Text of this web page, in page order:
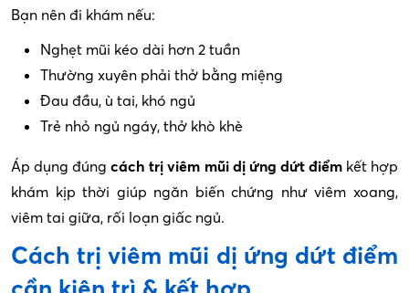
Bạn nên đi khám nếu:
Nghẹt mũi kéo dài hơn 2 tuần
Thường xuyên phải thở bằng miệng
Đau đầu, ù tai, khó ngủ
Trẻ nhỏ ngủ ngáy, thở khò khè
Áp dụng đúngcách trị viêm mũi dị ứng dứt điểmkết hợp
khám kịp thời giúp ngăn biến chứng như viêm xoang,
viêm tai giữa, rối loạn giấc ngủ.
Cách trị viêm mũi dị ứng dứt điểm